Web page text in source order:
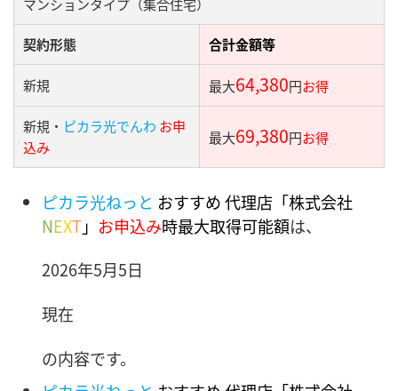
マンションタイプ（集合住宅）
契約形態 合計金額等
新規 最大64,380円お得
新規・ ピカラ光でんわ お申
込み
最大69,380円お得
ピカラ光ねっと おすすめ 代理店「株式会社
NEXT」 お申込み時最大取得可能額は、
2026年5月5日
現在
の内容です。